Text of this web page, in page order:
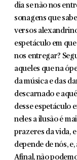
dia se não nos
sonagens que
versos
espetáculo em
nos entregar?
aqueles que na
da música e das
descarnado e
desse espetáculo
neles a ilusão é
prazeres da vida,
depende de nós,
Afinal, não